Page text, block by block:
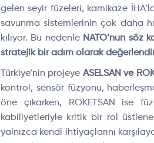
gelen seyir füzeleri, kamikaze
savunma sistemlerinin çok daha
kılıyor. Bu nedenle NATO’nun söz
stratejik bir adım olarak
Türkiye’nin projeye ASELSAN ve
kontrol, sensör füzyonu,
öne çıkarken, ROKETSAN ise
kabiliyetleriyle kritik bir rol
yalnızca kendi ihtiyaçlarını